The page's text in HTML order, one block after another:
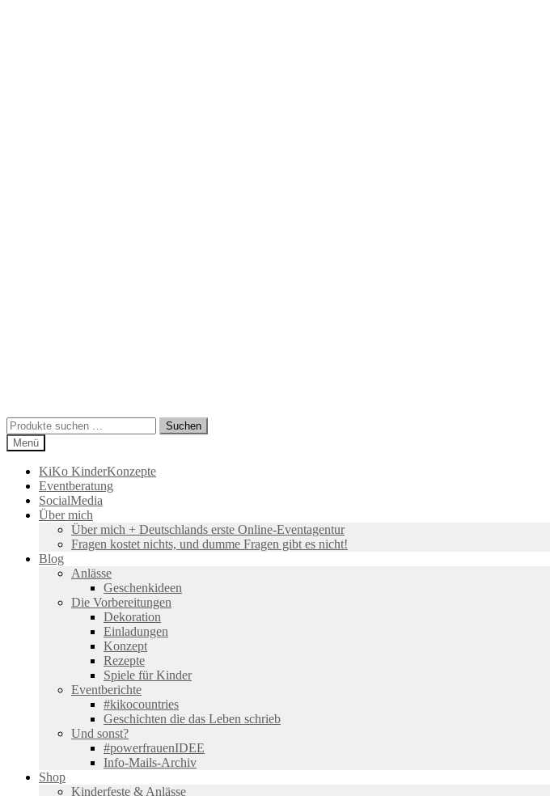
Suchen
nach:
Suchen
Menü
KiKo KinderKonzepte
Eventberatung
SocialMedia
Über mich
Über mich + Deutschlands erste Online-Eventagentur
Fragen kostet nichts, und dumme Fragen gibt es nicht!
Blog
Anlässe
Geschenkideen
Die Vorbereitungen
Dekoration
Einladungen
Konzept
Rezepte
Spiele für Kinder
Eventberichte
#kikocountries
Geschichten die das Leben schrieb
Und sonst?
#powerfrauenIDEE
Info-Mails-Archiv
Shop
Kinderfeste & Anlässe